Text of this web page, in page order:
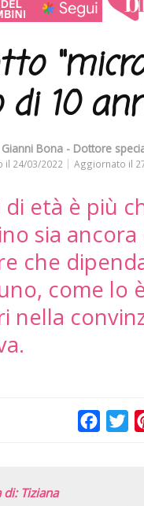
10
Gianni Bona - Dottore
il 24/03/2022 Aggiornato il
di età è più
sia
che
come lo
nella
Tiziana